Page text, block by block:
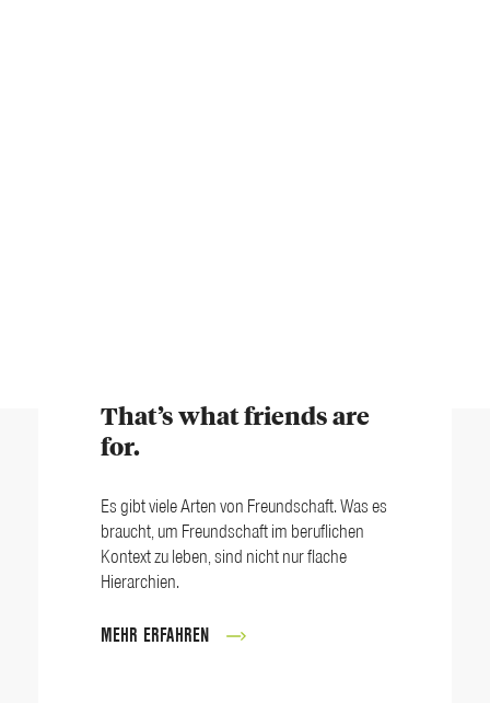
That’s what friends are
for.
Es gibt viele Arten von Freundschaft. Was es
braucht, um Freundschaft im beruflichen
Kontext zu leben, sind nicht nur flache
Hierarchien.
MEHR ERFAHREN